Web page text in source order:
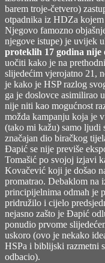
barem troje-četvero)
otpadnika iz HDZa
Njegovo famozno
njegove istupe) je uvijek
proteklih 17 godina
uočiti kako je na
slijedećim vjerojatno 21,
je kako je HSP razlog
ga je doslovce asimilirao
nije niti kao mogućnost
možda kampanju koja je
(tako mi kažu) samo ljudi
značajan dio biračkog
Đapić se nije previše
Tomašić po svojoj izjavi
Kovačević koji je došao
promatrao. Debaklom na
principijelnima odmah je
pridružilo i cijelo
nejasno zašto je Đapić
ponudio prvome
uskoro (ovo je nekako
HSPa i biblijski razmetni
odbacio).